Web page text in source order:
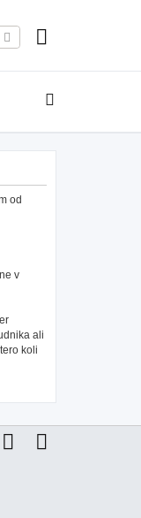
Napredno iskanje
od
v
ali
koli